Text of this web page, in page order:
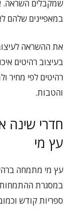
שמקבלים השראה.
במאפיינים שלהם
את ההשראה
בעיצוב רהיטים
רהיטים לפי מחיר
והטבות.
חדרי שינה
עץ מי
עץ מי מתמחה
במסגרת ההתמחות
ספריות קודש